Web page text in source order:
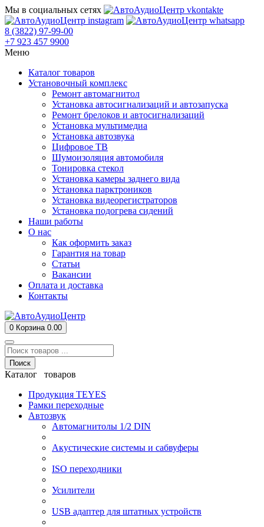
Мы в социальных сетях
8 (3822) 97-99-00
+7 923 457 9900
Меню
Каталог товаров
Установочный комплекс
Ремонт автомагнитол
Установка автосигнализаций и автозапуска
Ремонт брелоков и автосигнализаций
Установка мультимедиа
Установка автозвука
Цифровое ТВ
Шумоизоляция автомобиля
Тонировка стекол
Установка камеры заднего вида
Установка парктроников
Установка видеорегистраторов
Установка подогрева сидений
Наши работы
О нас
Как оформить заказ
Гарантия на товар
Статьи
Вакансии
Оплата и доставка
Контакты
0 Корзина 0.00
Поиск
Каталог товаров
Продукция TEYES
Рамки переходные
Автозвук
Автомагнитолы 1/2 DIN
Акустические системы и сабвуферы
ISO переходники
Усилители
USB адаптер для штатных устройств